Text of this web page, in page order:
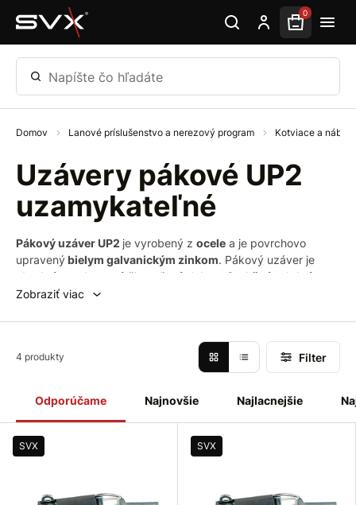
Preskočiť na hlavný obsah 0
Napíšte čo hľadáte
Domov Lanové príslušenstvo a nerezový program Kotviace a
Uzávery pákové UP2
uzamykateľné
Pákový uzáver UP2 je vyrobený z ocele a je povrchovo
upravený bielym galvanickým zinkom. Pákový uzáver je
vhodný pre drevené či oceľové debny funkčné
odolné
obalynahudobné
uzáveru sa nachádzaočkonauzamknutie. Súčasťou
protikus.
Zobraziť viac
Odporúčame Najnovšie Najlacnejšie
4 produkty Filter
SVX SVX